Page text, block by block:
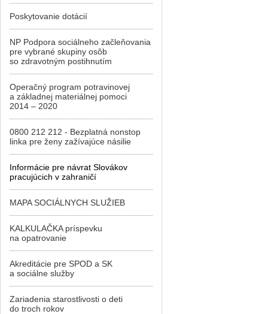
Poskytovanie dotácií
NP Podpora sociálneho začleňovania
pre vybrané skupiny osôb
so zdravotným postihnutím
Operačný program potravinovej
a základnej materiálnej pomoci
2014 – 2020
0800 212 212 - Bezplatná nonstop
linka pre ženy zažívajúce násilie
Informácie pre návrat Slovákov
pracujúcich v zahraničí
MAPA SOCIÁLNYCH SLUŽIEB
KALKULAČKA príspevku
na opatrovanie
Akreditácie pre SPOD a SK
a sociálne služby
Zariadenia starostlivosti o deti
do troch rokov